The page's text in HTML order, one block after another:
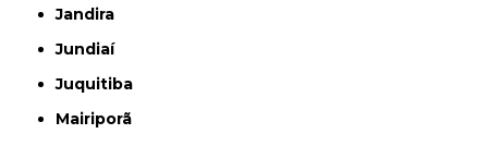
Jandira
Jundiaí
Juquitiba
Mairiporã